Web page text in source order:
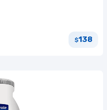
$138